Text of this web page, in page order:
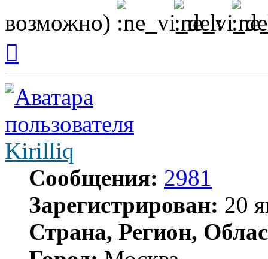
возможно)
началу
Kirilliq
Сообщения: 2981
Зарегистрирован: 20
Страна, Регион,